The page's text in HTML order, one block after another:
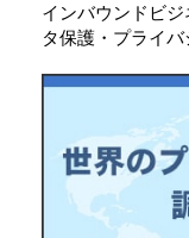
インバウンドビ
タ保護・プライ